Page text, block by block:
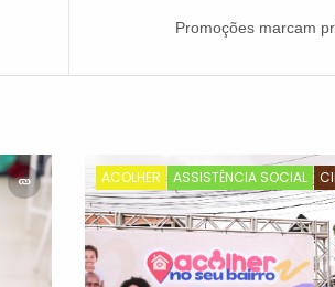
Promoções marcam
ACOLHER ASSISTÊNCIA SOCIAL